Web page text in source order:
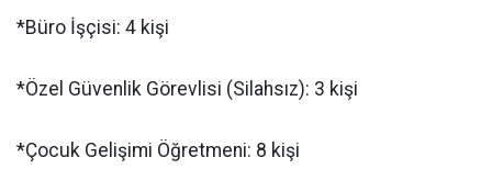
*Büro İşçisi: 4 kişi
*Özel Güvenlik Görevlisi (Silahsız): 3 kişi
*Çocuk Gelişimi Öğretmeni: 8 kişi